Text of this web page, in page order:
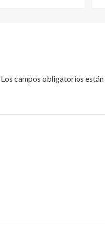
Los campos obligatorios